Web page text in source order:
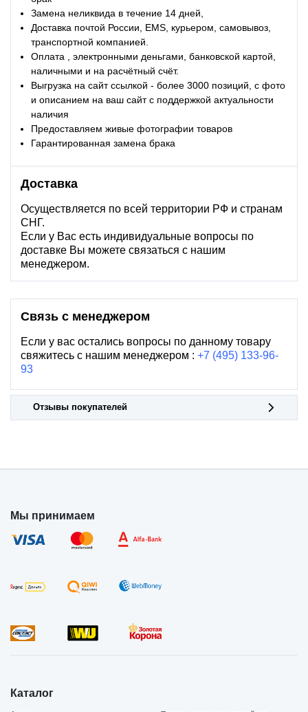
Замена неликвида в течение 14 дней,
Доставка почтой России, EMS, курьером, самовывоз,
транспортной компанией.
Оплата , электронными деньгами, банковской картой,
наличными и на расчётный счёт.
Выгрузка на сайт ссылкой - более 3000 позиций, с фото
и описанием на ваш сайт с поддержкой актуальности
наличия
Предоставляем живые фотографии товаров
Гарантированная замена брака
Доставка
Осуществляется по всей территории РФ и странам
СНГ.
Если у Вас есть индивидуальные вопросы по
доставке Вы можете связаться с нашим
менеджером.
Связь с менеджером
Если у вас остались вопросы по данному товару
свяжитесь с нашим менеджером : +7 (495) 133-96-
93
Отзывы покупателей
Мы принимаем
Каталог